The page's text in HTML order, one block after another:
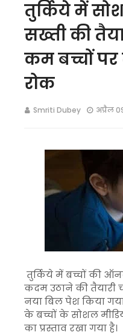
तुर्किये में
सख्ती की
कम बच्चों
रोक
Smriti Dubey अप्रैल
तुर्कियेमें बच्चों की
कदम उठाने की तैयारी
नया बिल पेश किया
के बच्चों के सोशल
का प्रस्ताव रखा गया है।